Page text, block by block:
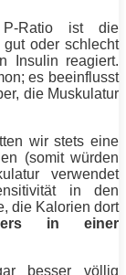
Ratio ist die
oder schlecht
Insulin reagiert.
es beeinflusst
die Muskulatur
wir stets eine
(somit würden
verwendet
in den
die Kalorien dort
in einer
besser völlig